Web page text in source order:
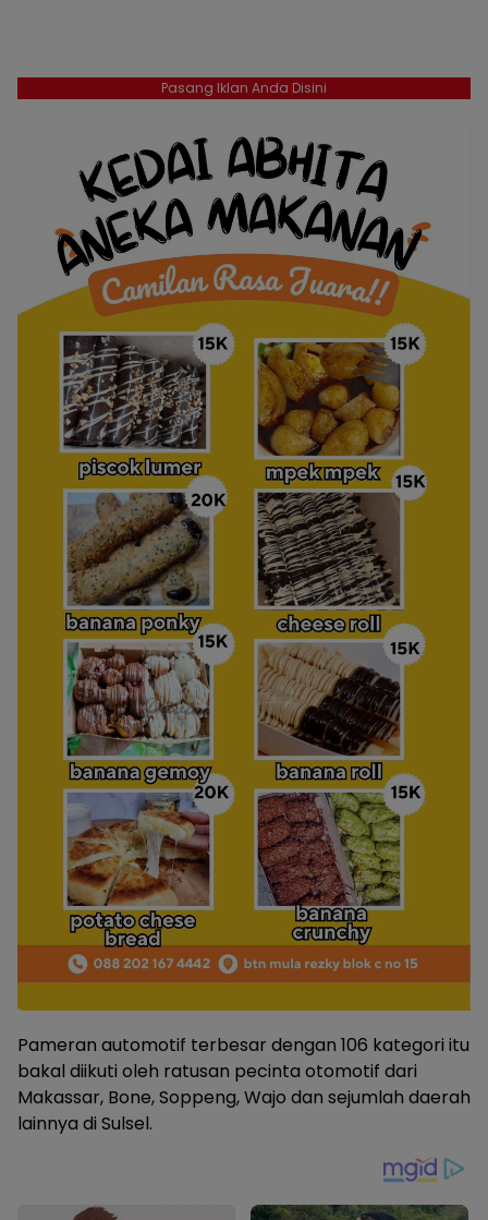
Pasang Iklan Anda Disini
Pameran automotif terbesar dengan 106 kategori itu
bakal diikuti oleh ratusan pecinta otomotif dari
Makassar, Bone, Soppeng, Wajo dan sejumlah daerah
lainnya di Sulsel.